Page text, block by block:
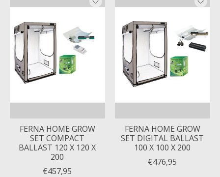
FERNA HOME GROW
SET COMPACT
BALLAST 120 X 120 X
200
€457,95
FERNA HOME GROW
SET DIGITAL BALLAST
100 X 100 X 200
€476,95